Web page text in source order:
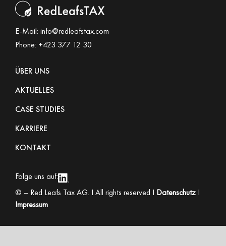
E-Mail: info@redleafstax.com
Phone: +423 377 12 30
ÜBER UNS
AKTUELLES
CASE STUDIES
KARRIERE
KONTAKT
© – Red Leafs Tax AG. I All rights reserved I Datenschutz I
Impressum
Folge uns auf: